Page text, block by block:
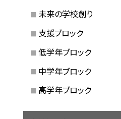
未来の学校創り
支援ブロック
低学年ブロック
中学年ブロック
高学年ブロック